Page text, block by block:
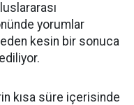
yorumlar
kesin bir sonuca
kısa süre içerisinde